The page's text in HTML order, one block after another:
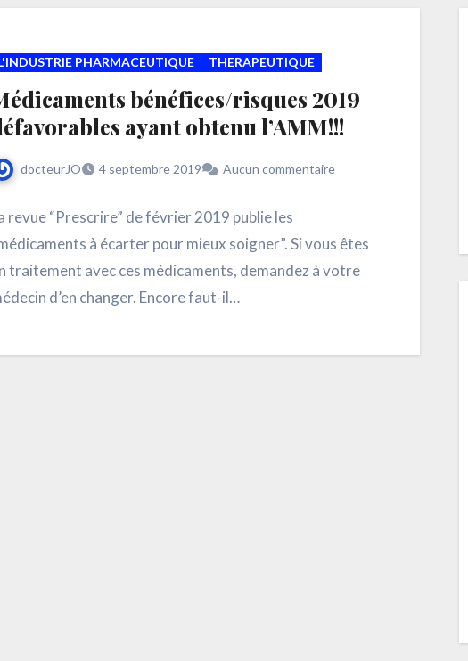
PHARMACEUTIQUE THERAPEUTIQUE
bénéfices/risques 2019
ayant obtenu l’AMM!!!
docteurJO 4 septembre 2019 Aucun commentaire
revue “Prescrire” de février 2019 publie les
à écarter pour mieux soigner”. Si vous êtes
traitement avec ces médicaments, demandez à votre
d’en changer. Encore faut-il…